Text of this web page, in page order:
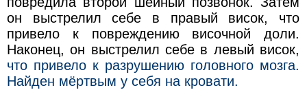
он выстрелил себе в правый висок, что
привело к повреждению височной доли.
Наконец, он выстрелил себе в левый висок,
что привело к разрушению головного мозга.
Найден мёртвым у себя на кровати.